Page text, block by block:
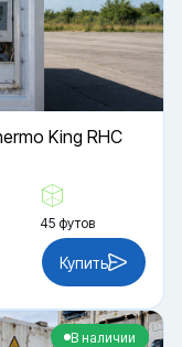
King RHC
45 футов
Купить
В наличии